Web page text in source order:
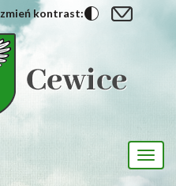
zmień kontrast: